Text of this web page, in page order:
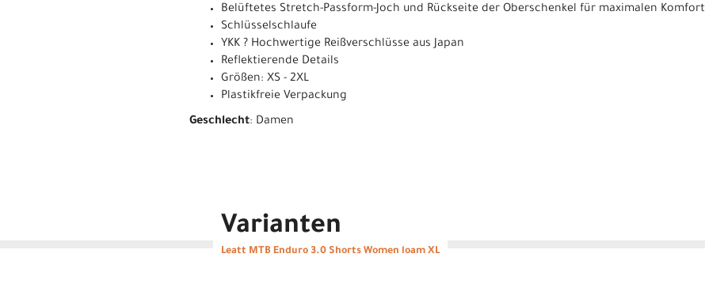
Belüftetes Stretch-Passform-Joch und Rückseite der Oberschenkel für maximalen Komfort
Schlüsselschlaufe
YKK ? Hochwertige Reißverschlüsse aus Japan
Reflektierende Details
Größen: XS - 2XL
Plastikfreie Verpackung
Geschlecht: Damen
Varianten
Leatt MTB Enduro 3.0 Shorts Women loam XL